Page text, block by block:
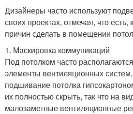
Дизайнеры часто используют
своих проектах, отмечая, что
причин сделать в помещении
1. Маскировка коммуникаций
Под потолком часто
элементы вентиляционных
подшивание потолка
их полностью скрыть, так что на
малозаметные вентиляционные